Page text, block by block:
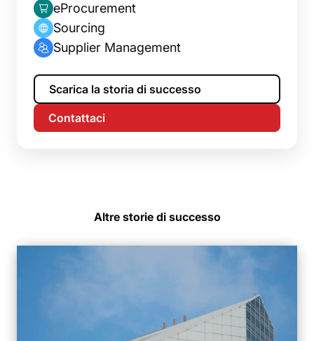
eProcurement
Sourcing
Supplier Management
Scarica la storia di successo
Contattaci
Altre storie di successo